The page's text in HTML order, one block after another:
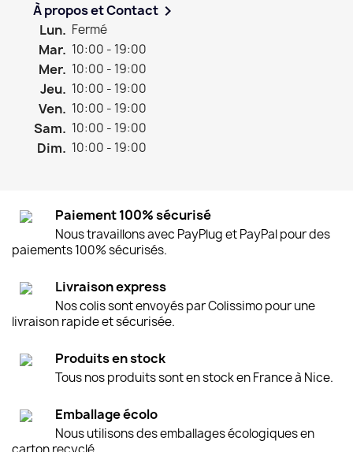
À propos et Contact 
Lun. Fermé
Mar. 10:00 - 19:00
Mer. 10:00 - 19:00
Jeu. 10:00 - 19:00
Ven. 10:00 - 19:00
Sam. 10:00 - 19:00
Dim. 10:00 - 19:00
Paiement 100% sécurisé
Nous travaillons avec PayPlug et PayPal pour des
paiements 100% sécurisés.
Livraison express
Nos colis sont envoyés par Colissimo pour une
livraison rapide et sécurisée.
Produits en stock
Tous nos produits sont en stock en France à Nice.
Emballage écolo
Nous utilisons des emballages écologiques en